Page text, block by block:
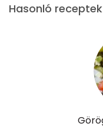
Élelmi rost
Hasonló receptek